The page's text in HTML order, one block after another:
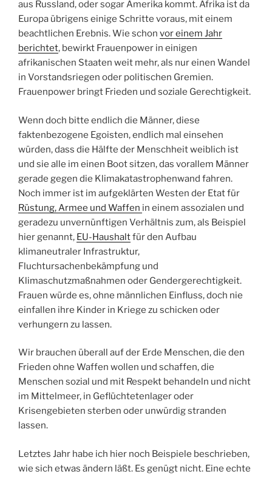
aus Russland, oder sogar Amerika kommt. Afrika ist da
Europa übrigens einige Schritte voraus, mit einem
beachtlichen Erebnis. Wie schon vor einem Jahr
berichtet, bewirkt Frauenpower in einigen
afrikanischen Staaten weit mehr, als nur einen Wandel
in Vorstandsriegen oder politischen Gremien.
Frauenpower bringt Frieden und soziale Gerechtigkeit.
Wenn doch bitte endlich die Männer, diese
faktenbezogene Egoisten, endlich mal einsehen
würden, dass die Hälfte der Menschheit weiblich ist
und sie alle im einen Boot sitzen, das vorallem Männer
gerade gegen die Klimakatastrophenwand fahren.
Noch immer ist im aufgeklärten Westen der Etat für
Rüstung, Armee und Waffen in einem assozialen und
geradezu unvernünftigen Verhältnis zum, als Beispiel
hier genannt, EU-Haushaltfür den Aufbau
klimaneutraler Infrastruktur,
Fluchtursachenbekämpfung und
Klimaschutzmaßnahmen oder Gendergerechtigkeit.
Frauen würde es, ohne männlichen Einfluss, doch nie
einfallen ihre Kinder in Kriege zu schicken oder
verhungern zu lassen.
Wir brauchen überall auf der Erde Menschen, die den
Frieden ohne Waffen wollen und schaffen, die
Menschen sozial und mit Respekt behandeln und nicht
im Mittelmeer, in Geflüchtetenlager oder
Krisengebieten sterben oder unwürdig stranden
lassen.
Letztes Jahr habe ich hier noch Beispiele beschrieben,
wie sich etwas ändern läßt. Es genügt nicht. Eine echte